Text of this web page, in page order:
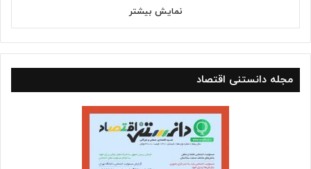
نمایش بیشتر
مجله دانستنی اقتصاد